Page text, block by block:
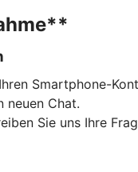
Smartphone-
neuen Chat.
Sie uns Ihre